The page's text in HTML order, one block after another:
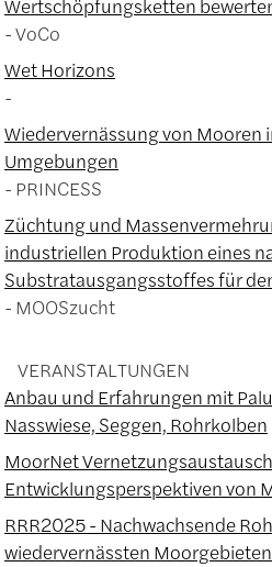
Wertschöpfungsketten
VoCo
Wet Horizons
Wiedervernässung von
Umgebungen
PRINCESS
Züchtung und
industriellen Produktion eines
Substratausgangsstoffes für
MOOSzucht
VERANSTALTUNGEN
Anbau und Erfahrungen mit
Nasswiese, Seggen, Rohrkolben
MoorNet
Entwicklungsperspektiven von
RRR2025 - Nachwachsende
wiedervernässten Moorgebieten